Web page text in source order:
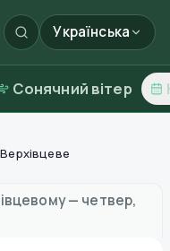
Українська
Сонячний вітер
Верхівцеве
— четвер,